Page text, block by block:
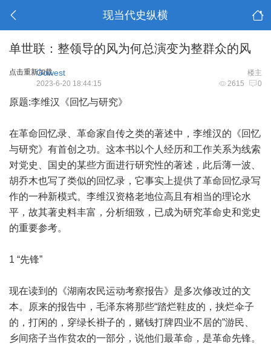
现当代史纵横
单世联：整领导的风为何总演变为整群众的风
点击重新加载 楼主
Gowest
2615 0
2023-6-20 18:44:15
原题:李维汉《回忆与研究》
在革命回忆录、革命家自传之类的著述中，李维汉的《回忆
与研究》有首创之功。这本书以个人经历和工作关系为线索
对党史、国史的某些方面进行研究性的著述，此后薄一波、
胡乔木也写了类似的回忆录，它事实上提供了革命回忆录写
作的一种新模式。李维汉资格老地位高且有相当的理论水
平，故其著史料丰富，分析细致，已成为研究革命史和党史
的重要参考。
1 “先锋”
现在读到的《湖南农民运动考察报告》是多次修改过的文
本。原来的报告中，毛泽东将那些“踏烂鞋皮的，挟烂伞子
的，打闲的，穿绿长褂子的，赌钱打牌四业不居的”游民、
乡间痞子当作贫农的一部分，说他们最革命，是革命先锋。